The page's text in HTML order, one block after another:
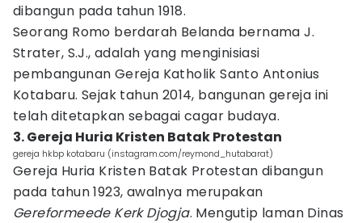
dibangun pada tahun 1918.
Seorang Romo berdarah Belanda bernama J.
Strater, S.J., adalah yang menginisiasi
pembangunan Gereja Katholik Santo Antonius
Kotabaru. Sejak tahun 2014, bangunan gereja ini
telah ditetapkan sebagai cagar budaya.
3. Gereja Huria Kristen Batak Protestan
gereja hkbp kotabaru (instagram.com/reymond_hutabarat)
Gereja Huria Kristen Batak Protestan dibangun
pada tahun 1923, awalnya merupakan
Gereformeede Kerk Djogja. Mengutip laman Dinas